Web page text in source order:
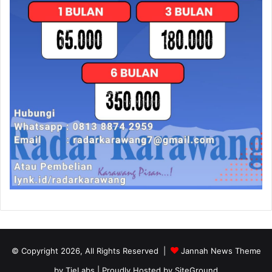
© Copyright 2026, All Rights Reserved |
Jannah News Theme